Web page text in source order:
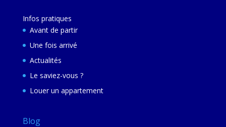
Infos pratiques
Avant de partir
Une fois arrivé
Actualités
Le saviez-vous ?
Louer un appartement
Blog